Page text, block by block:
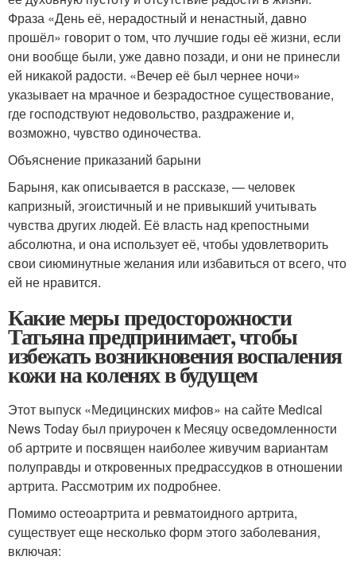
Фраза «День её, нерадостный и ненастный, давно
прошёл» говорит о том, что лучшие годы её жизни, если
они вообще были, уже давно позади, и они не принесли
ей никакой радости. «Вечер её был чернее ночи»
указывает на мрачное и безрадостное существование,
где господствуют недовольство, раздражение и,
возможно, чувство одиночества.
Объяснение приказаний барыни
Барыня, как описывается в рассказе, — человек
капризный, эгоистичный и не привыкший учитывать
чувства других людей. Её власть над крепостными
абсолютна, и она использует её, чтобы удовлетворить
свои сиюминутные желания или избавиться от всего, что
ей не нравится.
Какие меры предосторожности
Татьяна предпринимает, чтобы
избежать возникновения воспаления
кожи на коленях в будущем
Этот выпуск «Медицинских мифов» на сайте Medical
News Today был приурочен к Месяцу осведомленности
об артрите и посвящен наиболее живучим вариантам
полуправды и откровенных предрассудков в отношении
артрита. Рассмотрим их подробнее.
Помимо остеоартрита и ревматоидного артрита,
существует еще несколько форм этого заболевания,
включая: